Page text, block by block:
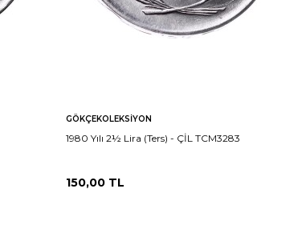
GÖKÇEKOLEKSIYON
1980 Yılı 2½ Lira (Ters) - ÇİL TCM3283
150,00 TL